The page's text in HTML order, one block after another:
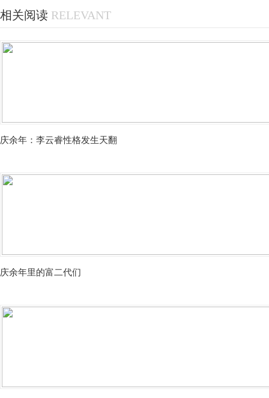
相关阅读 RELEVANT
庆余年：李云睿性格发生天翻
庆余年里的富二代们